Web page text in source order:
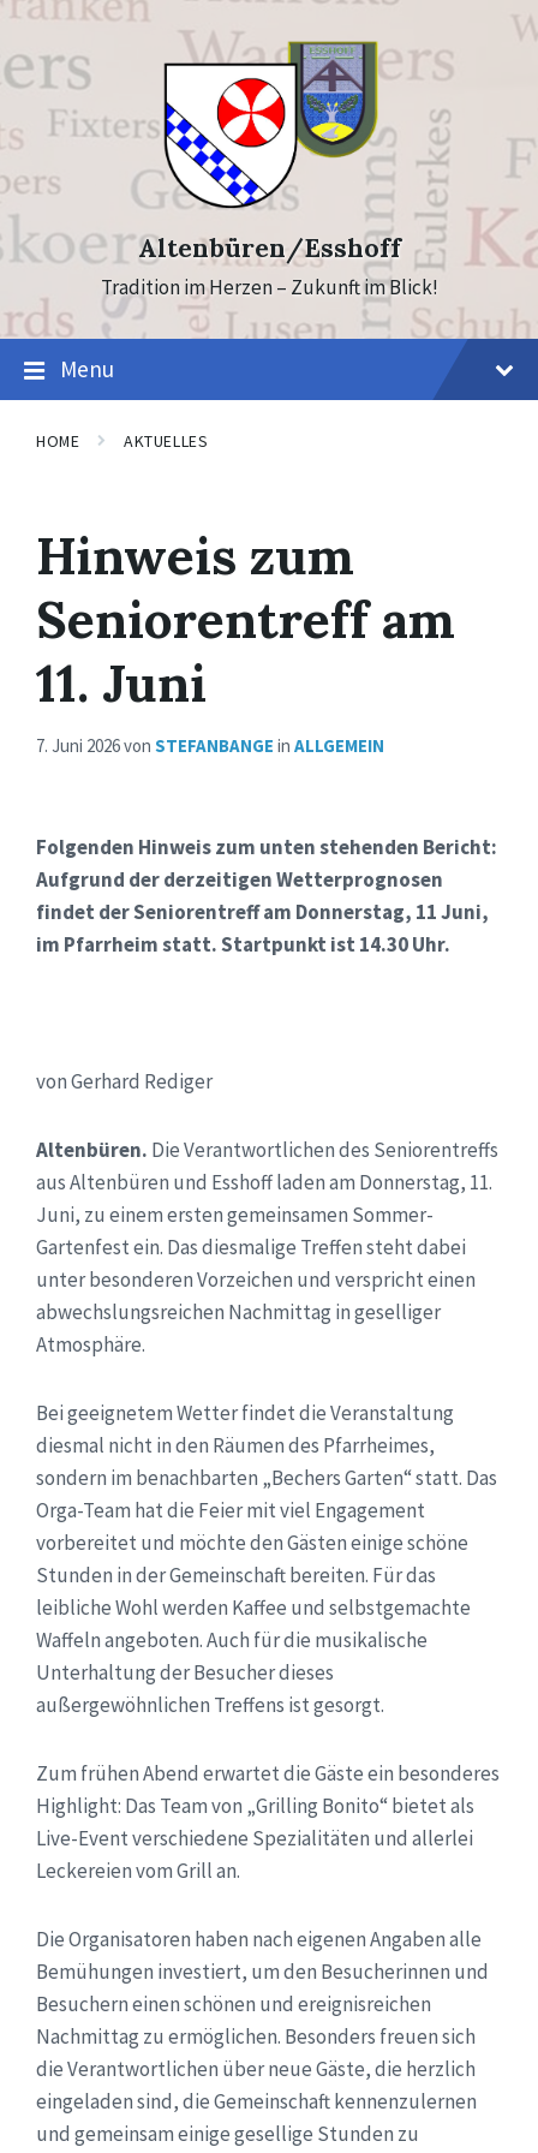
Skip
content
Skip
footer
Altenbüren/Esshoff
Tradition im Herzen – Zukunft im Blick!
Menu
HOME AKTUELLES
Hinweis zum
Seniorentreff am
11. Juni
7. Juni 2026von STEFANBANGE in ALLGEMEIN
Folgenden Hinweis zum unten stehenden Bericht:
Aufgrund der derzeitigen Wetterprognosen
findet der Seniorentreff am Donnerstag, 11 Juni,
im Pfarrheim statt. Startpunkt ist 14.30 Uhr.
von Gerhard Rediger
Altenbüren. Die Verantwortlichen des Seniorentreffs
aus Altenbüren und Esshoff laden am Donnerstag, 11.
Juni, zu einem ersten gemeinsamen Sommer-
Gartenfest ein. Das diesmalige Treffen steht dabei
unter besonderen Vorzeichen und verspricht einen
abwechslungsreichen Nachmittag in geselliger
Atmosphäre.
Bei geeignetem Wetter findet die Veranstaltung
diesmal nicht in den Räumen des Pfarrheimes,
sondern im benachbarten „Bechers Garten“ statt. Das
Orga-Team hat die Feier mit viel Engagement
vorbereitet und möchte den Gästen einige schöne
Stunden in der Gemeinschaft bereiten. Für das
leibliche Wohl werden Kaffee und selbstgemachte
Waffeln angeboten. Auch für die musikalische
Unterhaltung der Besucher dieses
außergewöhnlichen Treffens ist gesorgt.
Zum frühen Abend erwartet die Gäste ein besonderes
Highlight: Das Team von „Grilling Bonito“ bietet als
Live-Event verschiedene Spezialitäten und allerlei
Leckereien vom Grill an.
Die Organisatoren haben nach eigenen Angaben alle
Bemühungen investiert, um den Besucherinnen und
Besuchern einen schönen und ereignisreichen
Nachmittag zu ermöglichen. Besonders freuen sich
die Verantwortlichen über neue Gäste, die herzlich
eingeladen sind, die Gemeinschaft kennenzulernen
und gemeinsam einige gesellige Stunden zu